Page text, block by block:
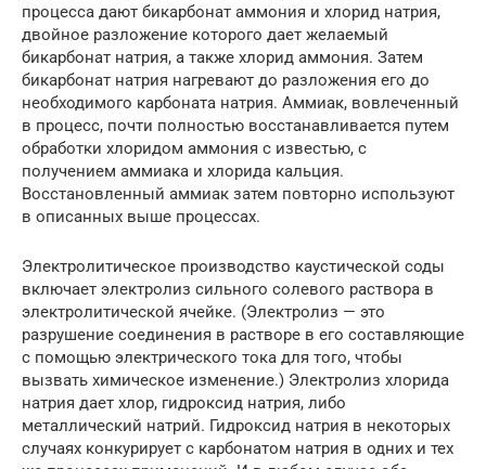
процесса дают бикарбонат аммония и хлорид натрия,
двойное разложение которого дает желаемый
бикарбонат натрия, а также хлорид аммония. Затем
бикарбонат натрия нагревают до разложения его до
необходимого карбоната натрия. Аммиак, вовлеченный
в процесс, почти полностью восстанавливается путем
обработки хлоридом аммония с известью, с
получением аммиака и хлорида кальция.
Восстановленный аммиак затем повторно используют
в описанных выше процессах.
Электролитическое производство каустической соды
включает электролиз сильного солевого раствора в
электролитической ячейке. (Электролиз — это
разрушение соединения в растворе в его составляющие
с помощью электрического тока для того, чтобы
вызвать химическое изменение.) Электролиз хлорида
натрия дает хлор, гидроксид натрия, либо
металлический натрий. Гидроксид натрия в некоторых
случаях конкурирует с карбонатом натрия в одних и тех